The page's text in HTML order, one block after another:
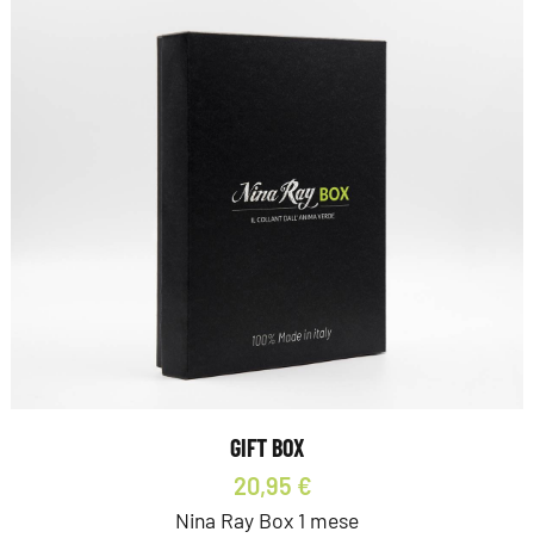
GIFT BOX
20,95 €
Nina Ray Box 1 mese